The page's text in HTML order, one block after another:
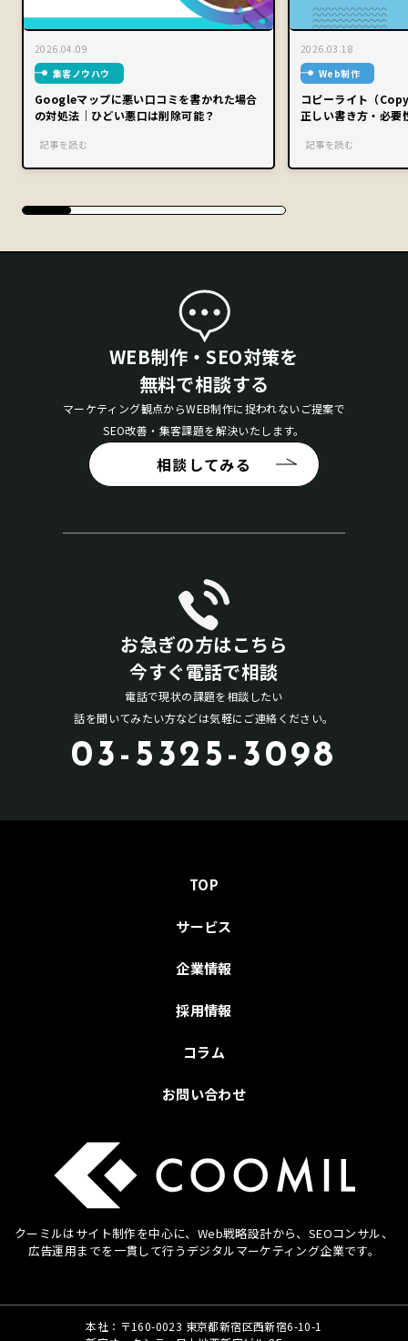
2026.04.09
集客ノウハウ
Googleマップに悪い口コミを書かれた場合
の対処法｜ひどい悪口は削除可能？
記事を読む
2026.03.18
Web制作
コピーライト（
正しい書き方・必要
記事を読む
WEB制作・SEO対策を
無料で相談する
マーケティング観点からWEB制作に捉われないご提案で
SEO改善・集客課題を解決いたします。
相談してみる
お急ぎの方はこちら
今すぐ電話で相談
電話で現状の課題を相談したい
話を聞いてみたい方などは気軽にご連絡ください。
03-5325-3098
TOP
サービス
企業情報
採用情報
コラム
お問い合わせ
クーミルはサイト制作を中心に、Web戦略設計から、SEOコンサル、
広告運用までを一貫して行うデジタルマーケティング企業です。
本社：〒160-0023 東京都新宿区西新宿6-10-1